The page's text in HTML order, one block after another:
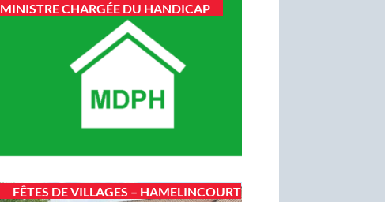
MINISTRE CHARGÉE DU HANDICAP
FÊTES DE VILLAGES – HAMELINCOURT